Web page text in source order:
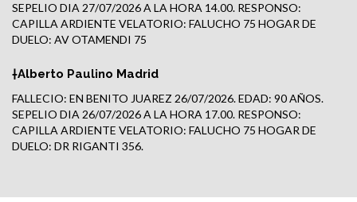
SEPELIO DIA 27/07/2026 A LA HORA 14.00. RESPONSO:
CAPILLA ARDIENTE VELATORIO: FALUCHO 75 HOGAR DE
DUELO: AV OTAMENDI 75
†Alberto Paulino Madrid
FALLECIO: EN BENITO JUAREZ 26/07/2026. EDAD: 90 AÑOS.
SEPELIO DIA 26/07/2026 A LA HORA 17.00. RESPONSO:
CAPILLA ARDIENTE VELATORIO: FALUCHO 75 HOGAR DE
DUELO: DR RIGANTI 356.